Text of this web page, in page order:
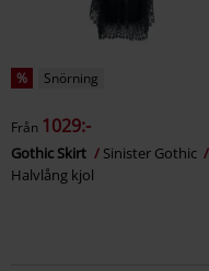
% Snörning
Från 1029:-
Gothic Skirt
Sinister Gothic
Halvlång kjol